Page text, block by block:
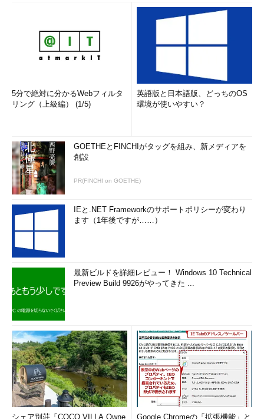
5分で絶対に分かるWebフィルタ
リング（上級編） (1/5)
英語版と日本語版、どっちのOS
環境が使いやすい？
GOETHEとFINCHIがタッグを組み、新メディアを
創設
PR(FINCHI on GOETHE)
IEと.NET Frameworkのサポートポリシーが変わり
ます（1年後ですが……）
最新ビルドを詳細レビュー！ Windows 10 Technical
Preview Build 9926がやってきた ...
シェア別荘「COCO VILLA Owne
Google Chromeの「拡張機能」と